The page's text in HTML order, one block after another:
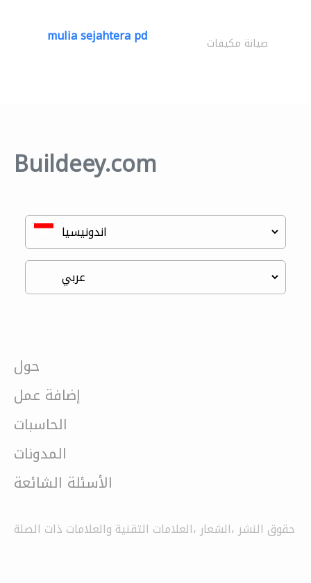
mulia sejahtera pd صيانة مكيفات
Buildeey.com
حول
إضافة عمل
الحاسبات
المدونات
الأسئلة الشائعة
حقوق النشر ،الشعار ،العلامات التقنية والعلامات ذات الصلة